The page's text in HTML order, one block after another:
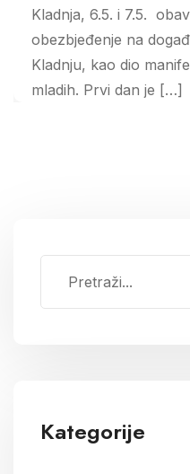
Kategorije
Kladnja, 6.5. i 7.5.
obezbjeđenje na
Kladnju, kao dio
mladih. Prvi dan je […]